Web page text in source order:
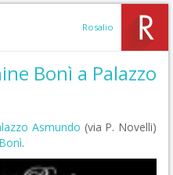
Rosalio
Bonì a Palazzo
Asmundo (via P. Novelli)
.